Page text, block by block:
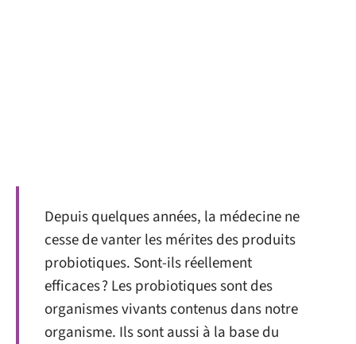
Depuis quelques années, la médecine ne
cesse de vanter les mérites des produits
probiotiques. Sont-ils réellement
efficaces ? Les probiotiques sont des
organismes vivants contenus dans notre
organisme. Ils sont aussi à la base du